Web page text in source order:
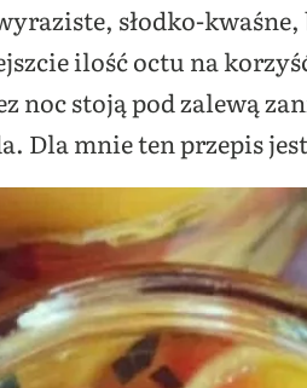
słodko-
ilość octu na
noc stoją pod zalewą
Dla mnie ten przepis